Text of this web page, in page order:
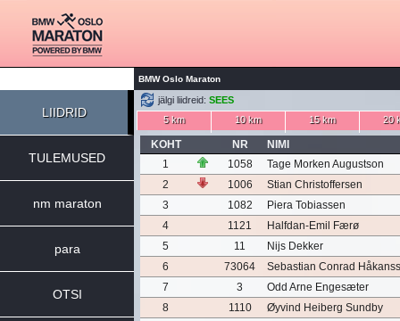
BMW Oslo Maraton
LIIDRID
TULEMUSED
nm maraton
para
OTSI
jälgi liidreid: SEES
5 km
10 km 15 km 20
KOHT NR
NIMI
1
1058
Tage Morken Augustson
2
1006
Stian Christoffersen
3
1082
Piera Tobiassen
4
1121
Halfdan-Emil Færø
5
11
Nijs Dekker
6
73064
Sebastian Conrad
7
3
Odd Arne Engesæter
8
1110
Øyvind Heiberg Sundby